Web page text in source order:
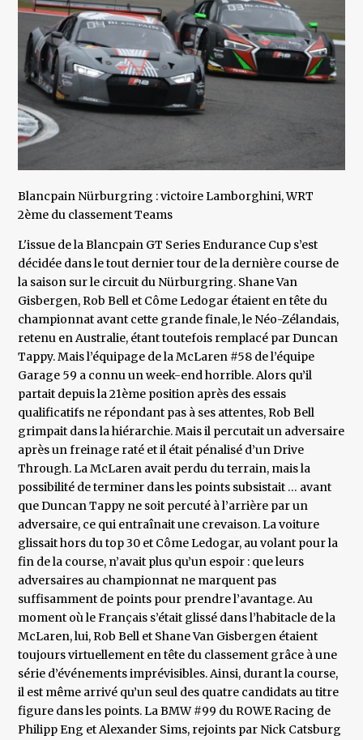
Blancpain Nürburgring : victoire Lamborghini, WRT
2ème du classement Teams
L'issue de la Blancpain GT Series Endurance Cup s’est
décidée dans le tout dernier tour de la dernière course de
la saison sur le circuit du Nürburgring. Shane Van
Gisbergen, Rob Bell et Côme Ledogar étaient en tête du
championnat avant cette grande finale, le Néo-Zélandais,
retenu en Australie, étant toutefois remplacé par Duncan
Tappy. Mais l’équipage de la McLaren #58 de l’équipe
Garage 59 a connu un week-end horrible. Alors qu’il
partait depuis la 21ème position après des essais
qualificatifs ne répondant pas à ses attentes, Rob Bell
grimpait dans la hiérarchie. Mais il percutait un adversaire
après un freinage raté et il était pénalisé d’un Drive
Through. La McLaren avait perdu du terrain, mais la
possibilité de terminer dans les points subsistait … avant
que Duncan Tappy ne soit percuté à l’arrière par un
adversaire, ce qui entraînait une crevaison. La voiture
glissait hors du top 30 et Côme Ledogar, au volant pour la
fin de la course, n’avait plus qu’un espoir : que leurs
adversaires au championnat ne marquent pas
suffisamment de points pour prendre l’avantage. Au
moment où le Français s’était glissé dans l’habitacle de la
McLaren, lui, Rob Bell et Shane Van Gisbergen étaient
toujours virtuellement en tête du classement grâce à une
série d’événements imprévisibles. Ainsi, durant la course,
il est même arrivé qu’un seul des quatre candidats au titre
figure dans les points. La BMW #99 du ROWE Racing de
Philipp Eng et Alexander Sims, rejoints par Nick Catsburg